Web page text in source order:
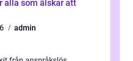
alla som älskar att
admin